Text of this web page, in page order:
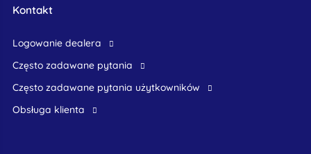
Kontakt
logowanie dealera
Często zadawane pytania
często zadawane pytania użytkowników
obsługa klienta